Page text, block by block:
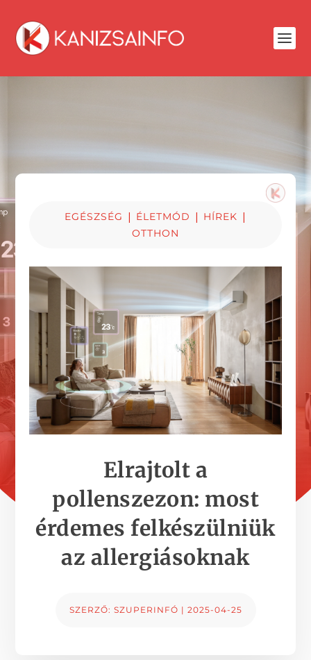
EGÉSZSÉG | ÉLETMÓD | HÍREK |
OTTHON
Elrajtolt a
pollenszezon: most
érdemes felkészülniük
az allergiásoknak
SZERZŐ: SZUPERINFÓ | 2025-04-25